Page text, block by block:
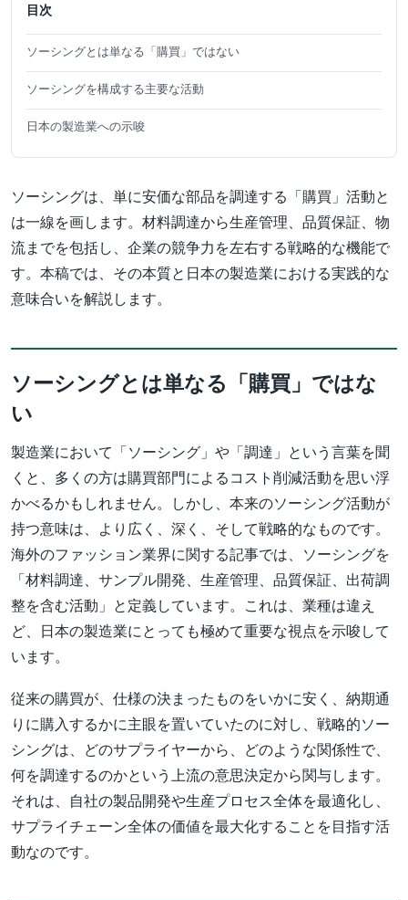
目次
ソーシングとは単なる「購買」ではない
ソーシングを構成する主要な活動
日本の製造業への示唆
ソーシングは、単に安価な部品を調達する「購買」活動と
は一線を画します。材料調達から生産管理、品質保証、物
流までを包括し、企業の競争力を左右する戦略的な機能で
す。本稿では、その本質と日本の製造業における実践的な
意味合いを解説します。
ソーシングとは単なる「購買」ではな
い
製造業において「ソーシング」や「調達」という言葉を聞
くと、多くの方は購買部門によるコスト削減活動を思い浮
かべるかもしれません。しかし、本来のソーシング活動が
持つ意味は、より広く、深く、そして戦略的なものです。
海外のファッション業界に関する記事では、ソーシングを
「材料調達、サンプル開発、生産管理、品質保証、出荷調
整を含む活動」と定義しています。これは、業種は違え
ど、日本の製造業にとっても極めて重要な視点を示唆して
います。
従来の購買が、仕様の決まったものをいかに安く、納期通
りに購入するかに主眼を置いていたのに対し、戦略的ソー
シングは、どのサプライヤーから、どのような関係性で、
何を調達するのかという上流の意思決定から関与します。
それは、自社の製品開発や生産プロセス全体を最適化し、
サプライチェーン全体の価値を最大化することを目指す活
動なのです。